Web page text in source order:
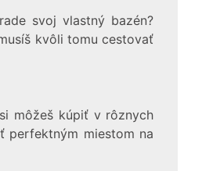
svoj vlastný bazén?
kvôli tomu cestovať
môžeš kúpiť v rôznych
perfektným miestom na